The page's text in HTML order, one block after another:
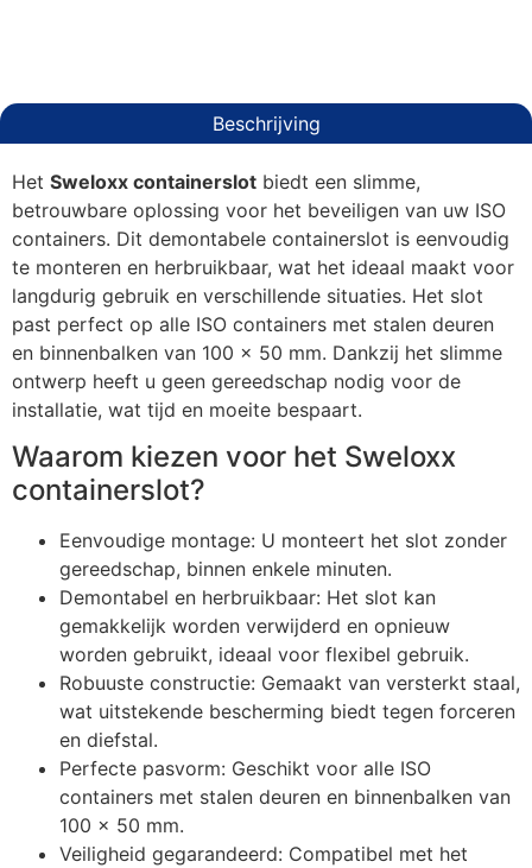
Beschrijving
Het Sweloxx containerslot biedt een slimme,
betrouwbare oplossing voor het beveiligen van uw ISO
containers. Dit demontabele containerslot is eenvoudig
te monteren en herbruikbaar, wat het ideaal maakt voor
langdurig gebruik en verschillende situaties. Het slot
past perfect op alle ISO containers met stalen deuren
en binnenbalken van 100 x 50 mm. Dankzij het slimme
ontwerp heeft u geen gereedschap nodig voor de
installatie, wat tijd en moeite bespaart.
Waarom kiezen voor het Sweloxx
containerslot?
Eenvoudige montage: U monteert het slot zonder
gereedschap, binnen enkele minuten.
Demontabel en herbruikbaar: Het slot kan
gemakkelijk worden verwijderd en opnieuw
worden gebruikt, ideaal voor flexibel gebruik.
Robuuste constructie: Gemaakt van versterkt staal,
wat uitstekende bescherming biedt tegen forceren
en diefstal.
Perfecte pasvorm: Geschikt voor alle ISO
containers met stalen deuren en binnenbalken van
100 x 50 mm.
Veiligheid gegarandeerd: Compatibel met het